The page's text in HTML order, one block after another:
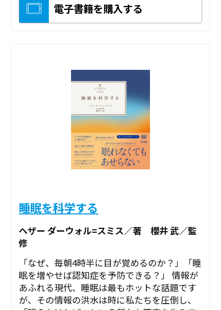
電子書籍を購入する
睡眠を科学する
ヘザー ダーウォル=スミス／著 櫻井 武／監
修
「なぜ、毎朝4時半に目が覚めるのか？」「睡
眠を増やせば認知症を予防できる？」 情報が
あふれる現代、睡眠は最もホットな話題です
が、その情報の洪水は時に私たちを圧倒し、